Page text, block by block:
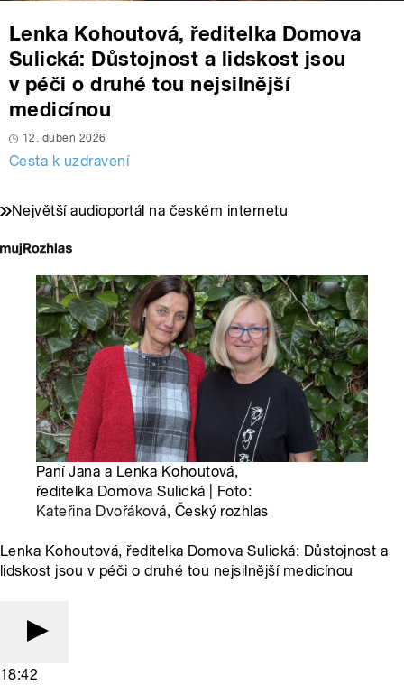
Lenka Kohoutová, ředitelka Domova
Sulická: Důstojnost a lidskost jsou
v péči o druhé tou nejsilnější
medicínou
12. duben 2026
Cesta k uzdravení
Největší audioportál na českém internetu
Paní Jana a Lenka Kohoutová,
ředitelka Domova Sulická | Foto:
Kateřina Dvořáková, Český rozhlas
Lenka Kohoutová, ředitelka Domova Sulická: Důstojnost a
lidskost jsou v péči o druhé tou nejsilnější medicínou
18:42